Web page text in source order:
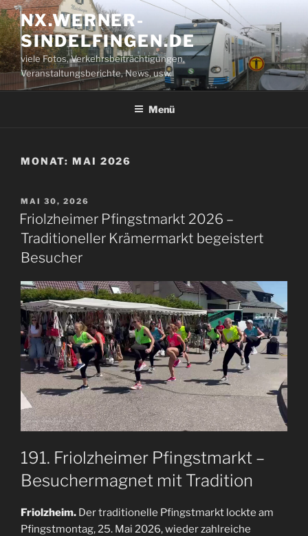
Zum
Inhalt
springen
NX.WERNER-
SINDELFINGEN.DE
viele Fotos, Verkehrsbeiträchtigungen,
Veranstaltungsberichte, News, usw.
Menü
MONAT: MAI 2026
VERÖFFENTLICHT
AM
MAI 30, 2026
Friolzheimer Pfingstmarkt 2026 –
Traditioneller Krämermarkt begeistert
Besucher
191. Friolzheimer Pfingstmarkt –
Besuchermagnet mit Tradition
Friolzheim. Der traditionelle Pfingstmarkt lockte am
Pfingstmontag, 25. Mai 2026, wieder zahlreiche